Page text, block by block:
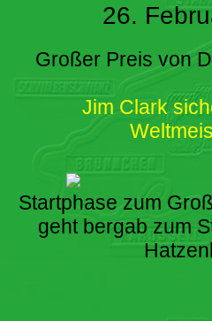
26.
Großer Preis von
Jim Clark
Startphase zum
geht bergab zum